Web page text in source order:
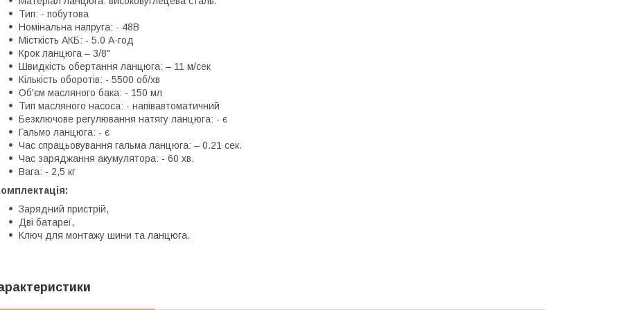
Тип: - побутова
Номінальна напруга: - 48В
Місткість АКБ: - 5.0 А·год
Крок ланцюга – 3/8"
Швидкість обертання ланцюга: – 11 м/сек
Кількість оборотів: - 5500 об/хв
Об'єм масляного бака: - 150 мл
Тип масляного насоса: - напівавтоматичний
Безключове регулювання натягу ланцюга: - є
Гальмо ланцюга: - є
Час спрацьовування гальма ланцюга: – 0.21 сек.
Час заряджання акумулятора: - 60 хв.
Вага: - 2,5 кг
Зарядний пристрій,
Дві батареї,
Ключ для монтажу шини та ланцюга.